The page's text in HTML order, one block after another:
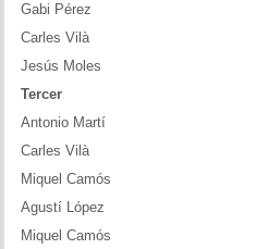
Gabi Pérez
Carles Vilà
Jesús Moles
Tercer
Antonio Martí
Carles Vilà
Miquel Camós
Agustí López
Miquel Camós